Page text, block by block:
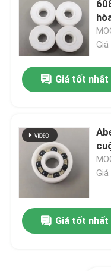
Bi cacbua silicon
Bóng gốm Zirconia
Vòng bi silicon
Vòng bi gốm
Niêm phong cơ khí
Giá tốt nhất
Giá tốt nhất